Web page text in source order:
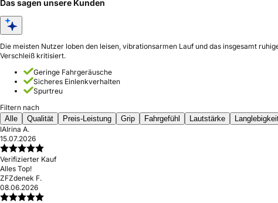
Das sagen unsere Kunden
Die meisten Nutzer loben den leisen, vibrationsarmen Lauf und das insgesamt
Verschleiß kritisiert.
Geringe Fahrgeräusche
Sicheres Einlenkverhalten
Spurtreu
Filtern nach
Alle
Qualität Preis-Leistung Grip Fahrgefühl Lautstärke
IAIrina A.
15.07.2026
Verifizierter Kauf
Alles Top!
ZFZdenek F.
08.06.2026